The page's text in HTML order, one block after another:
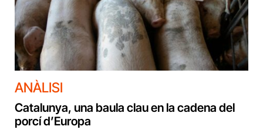
ANÀLISI
Catalunya, una baula clau en la cadena del
porcí d’Europa